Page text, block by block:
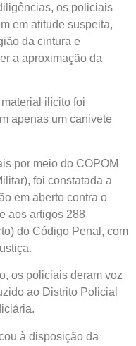
os policiais
em atitude suspeita,
da cintura e
a aproximação da
ilícito foi
apenas um canivete
por meio do COPOM
foi constatada a
em aberto contra o
aos artigos 288
do Código Penal, com
os policiais deram voz
ao Distrito Policial
à disposição da